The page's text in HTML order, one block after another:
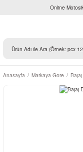
Online
Anasayfa Markaya Göre Bajaj